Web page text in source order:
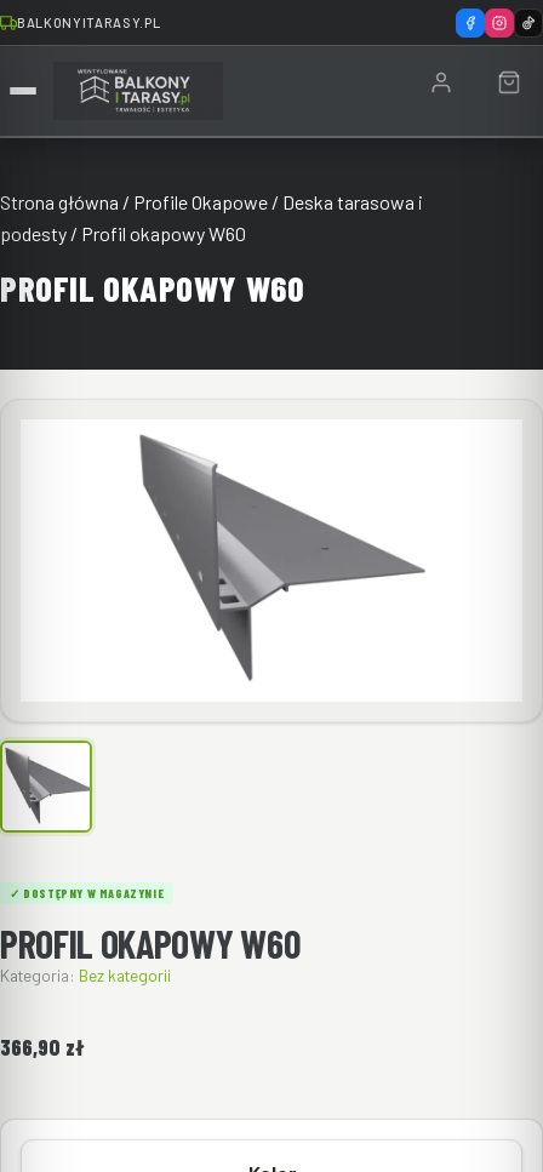
BALKONYITARASY.PL
Strona główna / Profile Okapowe / Deska tarasowa i
podesty / Profil okapowy W60
PROFIL OKAPOWY W60
✓ DOSTĘPNY W MAGAZYNIE
PROFIL OKAPOWY W60
Kategoria: Bez kategorii
366,90 zł